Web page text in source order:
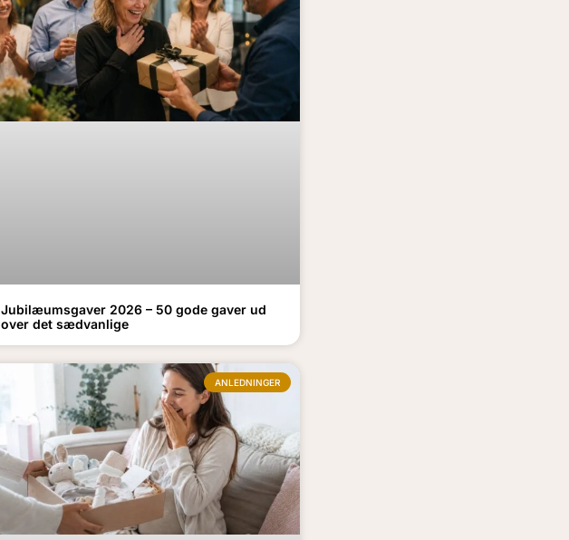
Jubilæumsgaver 2026 – 50 gode gaver ud
over det sædvanlige
ANLEDNINGER